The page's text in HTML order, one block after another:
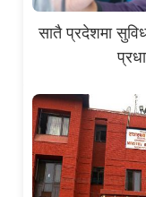
सातै प्रदेशमा